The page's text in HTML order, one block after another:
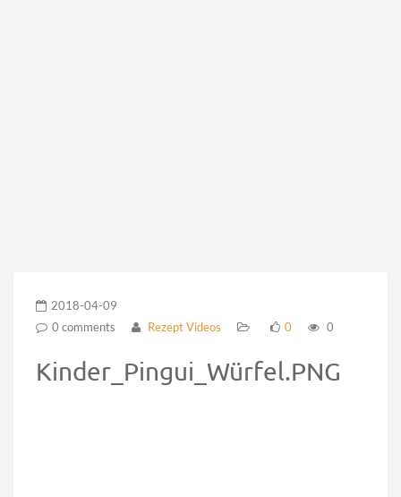
2018-04-09
0 comments
Rezept Videos 0 0
Kinder_Pingui_Würfel.PNG